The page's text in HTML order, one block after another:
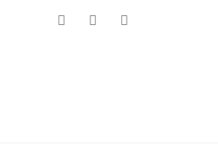
facebooktwitter